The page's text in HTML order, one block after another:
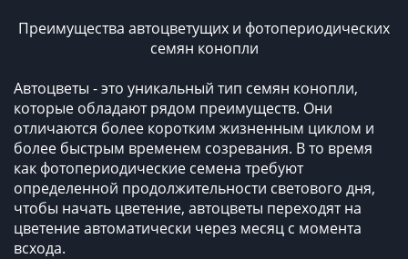
Преимущества автоцветущих и фотопериодических
семян конопли
Автоцветы - это уникальный тип семян конопли,
которые обладают рядом преимуществ. Они
отличаются более коротким жизненным циклом и
более быстрым временем созревания. В то время
как фотопериодические семена требуют
определенной продолжительности светового дня,
чтобы начать цветение, автоцветы переходят на
цветение автоматически через месяц с момента
всхода.